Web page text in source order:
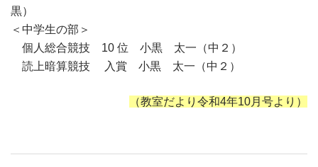
黒）
＜中学生の部＞
個人総合競技 10 位 小黒 太一（中２）
読上暗算競技 入賞 小黒 太一（中２）
（教室だより令和4年10月号より）